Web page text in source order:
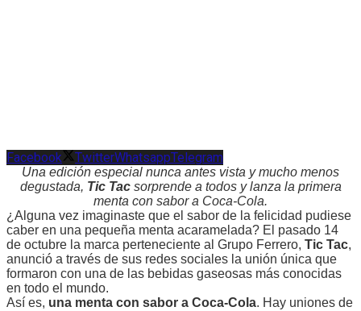
Facebook TwitterWhatsappTelegram
Una edición especial nunca antes vista y mucho menos
degustada, Tic Tacsorprende a todos y lanza la primera
menta con sabor a Coca-Cola.
¿Alguna vez imaginaste que el sabor de la felicidad pudiese
caber en una pequeña menta acaramelada? El pasado 14
de octubre la marca perteneciente al Grupo Ferrero, Tic Tac,
anunció a través de sus redes sociales la unión única que
formaron con una de las bebidas gaseosas más conocidas
en todo el mundo.
Así es, una menta con sabor a Coca-Cola. Hay uniones de